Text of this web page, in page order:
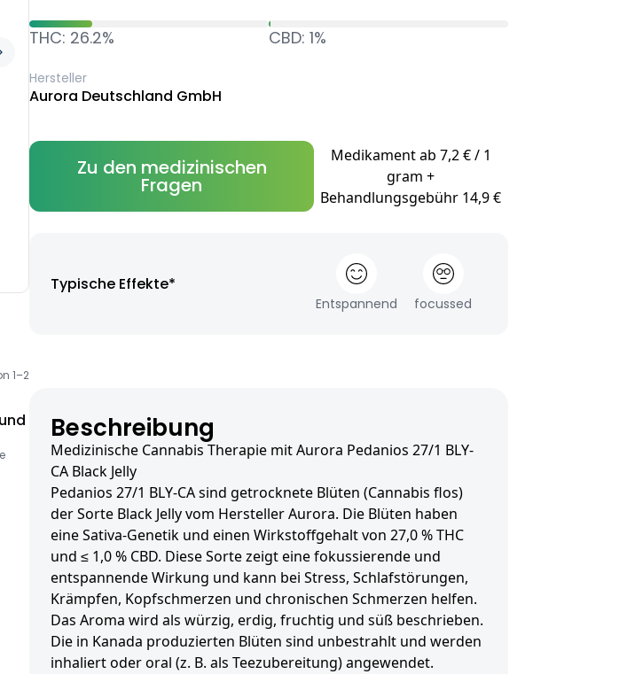
1–2
THC: 26.2% CBD: 1%
Hersteller
Aurora Deutschland GmbH
Zu den medizinischen
Fragen
Medikament ab 7,2 € / 1
gram +
Behandlungsgebühr 14,9 €
Typische Effekte*
Entspannend focussed
Beschreibung
Medizinische Cannabis Therapie mit Aurora Pedanios 27/1 BLY-
CA Black Jelly
Pedanios 27/1 BLY-CA sind getrocknete Blüten (Cannabis flos)
der Sorte Black Jelly vom Hersteller Aurora. Die Blüten haben
eine Sativa-Genetik und einen Wirkstoffgehalt von 27,0 % THC
und ≤ 1,0 % CBD. Diese Sorte zeigt eine fokussierende und
entspannende Wirkung und kann bei Stress, Schlafstörungen,
Krämpfen, Kopfschmerzen und chronischen Schmerzen helfen.
Das Aroma wird als würzig, erdig, fruchtig und süß beschrieben.
Die in Kanada produzierten Blüten sind unbestrahlt und werden
inhaliert oder oral (z. B. als Teezubereitung) angewendet.